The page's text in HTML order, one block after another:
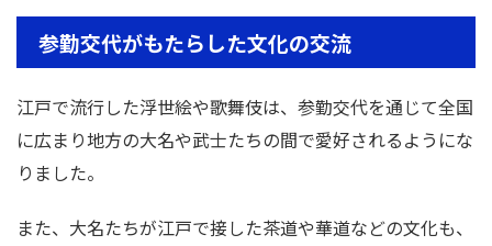
参勤交代がもたらした文化の交流
江戸で流行した浮世絵や歌舞伎は、参勤交代を通じて全国
に広まり地方の大名や武士たちの間で愛好されるようにな
りました。
また、大名たちが江戸で接した茶道や華道などの文化も、